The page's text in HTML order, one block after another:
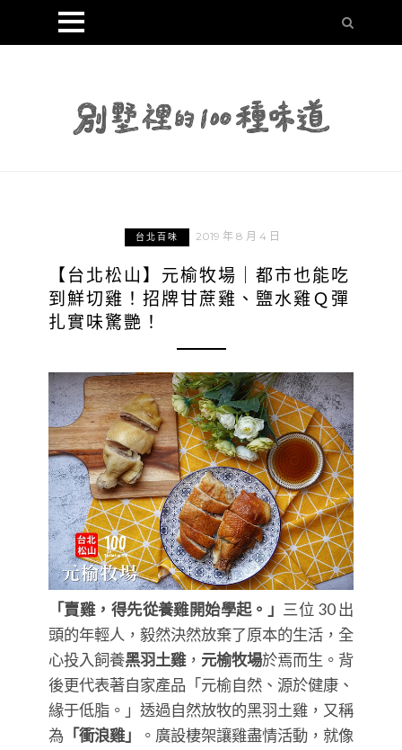
台北百味 2019 年 8 月 4 日
【台北松山】元榆牧場｜都市也能吃
到鮮切雞！招牌甘蔗雞、鹽水雞Ｑ彈
扎實味驚艷！
「賣雞，得先從養雞開始學起。」 三位 30 出
頭的年輕人，毅然決然放棄了原本的生活，全
心投入飼養黑羽土雞， 元榆牧場於焉而生。背
後更代表著自家產品「元榆自然、源於健康、
緣于低脂。」透過自然放牧的黑羽土雞，又稱
為 「衝浪雞」
。廣設棲架讓雞盡情活動，就像